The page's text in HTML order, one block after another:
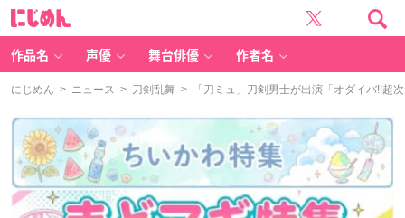
作品名 声優 舞台俳優 作者名
にじめん > ニュース > 刀剣乱舞 > 「刀ミュ」刀剣男士が出演「オダイバ!!超